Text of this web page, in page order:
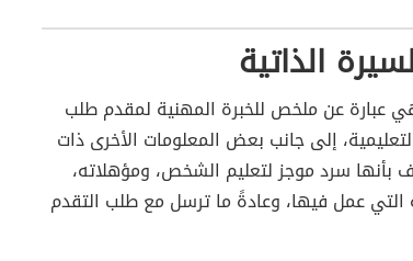
الذاتية
عبارة عن ملخص للخبرة المهنية لمقدم طلب
إلى جانب بعض المعلومات الأخرى ذات
بأنها سرد موجز لتعليم الشخص، ومؤهلاته،
التي عمل فيها، وعادةً ما ترسل مع طلب التقدم